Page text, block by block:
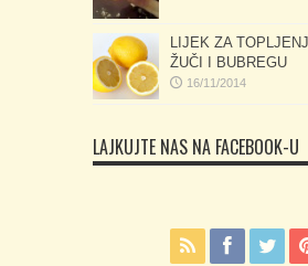
LIJEK ZA
ŽUČI I BUBREGU
16/11/2014
LAJKUJTE NAS NA FACEBOOK-U